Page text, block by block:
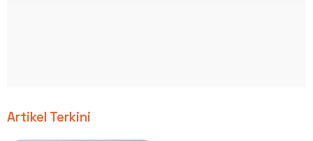
Artikel Terkini